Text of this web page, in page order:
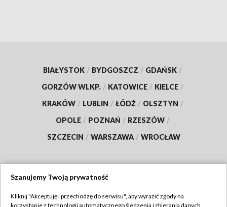
BIAŁYSTOK / BYDGOSZCZ / GDAŃSK /
GORZÓW WLKP. / KATOWICE / KIELCE /
KRAKÓW / LUBLIN / ŁÓDŹ / OLSZTYN /
OPOLE / POZNAŃ / RZESZÓW /
SZCZECIN / WARSZAWA / WROCŁAW
Szanujemy Twoją prywatność
Kliknij "Akceptuję i przechodzę do serwisu", aby wyrazić zgody na
korzystanie z technologii automatycznego śledzenia i zbierania danych,